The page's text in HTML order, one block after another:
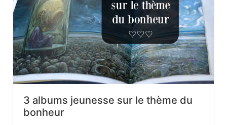
3 albums jeunesse sur le thème du
bonheur